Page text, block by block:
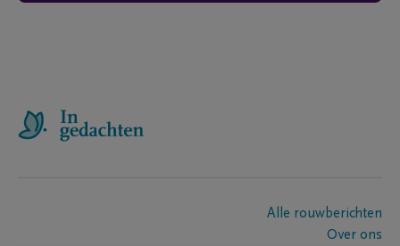
Alle rouwberichten
Over ons